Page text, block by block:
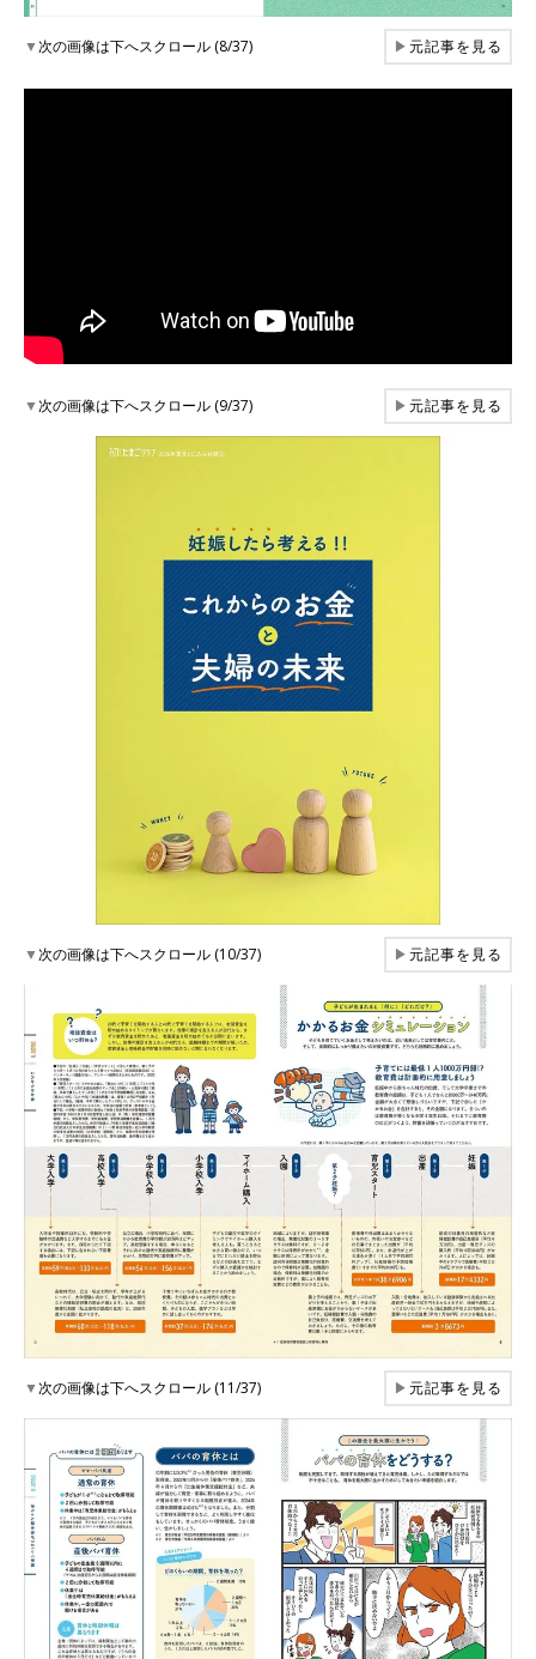
▼次の画像は下へスクロール (8/37) ▶元記事を見る
▼次の画像は下へスクロール (9/37) ▶元記事を見る
▼次の画像は下へスクロール (10/37) ▶元記事を見る
▼次の画像は下へスクロール (11/37) ▶元記事を見る